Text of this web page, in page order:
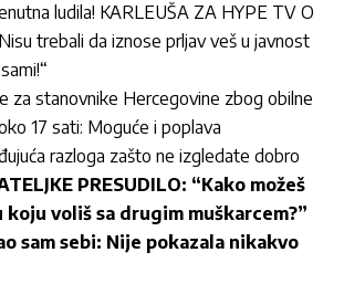
ludila! KARLEUŠA ZA HYPE TV O
trebali da iznose prljav veš u javnost
za stanovnike Hercegovine zbog obilne
17 sati: Moguće i poplava
razloga zašto ne izgledate dobro
PRESUDILO: “Kako možeš
koju voliš sa drugim muškarcem?”
sam sebi: Nije pokazala nikakvo